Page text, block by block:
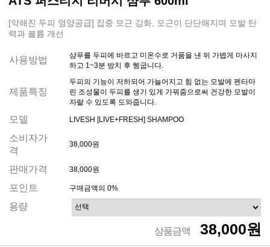
[약해진 두피 영양공급] 집중 모근 강화, 모근이 단단해지며 모발 탄
력과 볼륨 개선
사용방법
샴푸를 두피에 바르고 미온수로 거품을 낸 뒤 가볍게 마사지
하고 1~3분 방치 후 헹굽니다.
제품특징
두피의 기능이 저하되어 가늘어지고 힘 없는 모발에 펜타마
린 조성물이 두피를 생기 있게 가꿔줌으로써 건강한 모발이
자랄 수 있도록 도와줍니다.
모델 LIVESH [LIVE+FRESH] SHAMPOO
소비자가
격
38,000원
판매가격 38,000원
포인트 구매금액의 0%
용량
상품금액 38,000원